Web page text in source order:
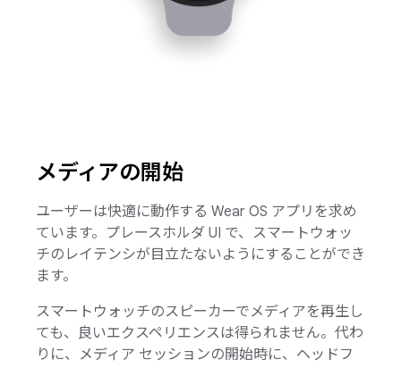
メディアの開始
ユーザーは快適に動作する Wear OS アプリを求め
ています。プレースホルダ UI で、スマートウォッ
チのレイテンシが目立たないようにすることができ
ます。
スマートウォッチのスピーカーでメディアを再生し
ても、良いエクスペリエンスは得られません。代わ
りに、メディア セッションの開始時に、ヘッドフ